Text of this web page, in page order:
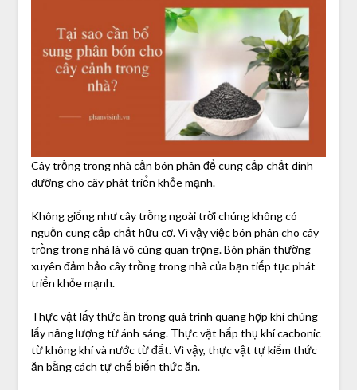
Cây trồng trong nhà cần bón phân để cung cấp chất dinh
dưỡng cho cây phát triển khỏe mạnh.
Không giống như cây trồng ngoài trời chúng không có
nguồn cung cấp chất hữu cơ. Vì vậy việc bón phân cho cây
trồng trong nhà là vô cùng quan trọng. Bón phân thường
xuyên đảm bảo cây trồng trong nhà của bạn tiếp tục phát
triển khỏe mạnh.
Thực vật lấy thức ăn trong quá trình quang hợp khi chúng
lấy năng lượng từ ánh sáng. Thực vật hấp thụ khí cacbonic
từ không khí và nước từ đất. Vì vậy, thực vật tự kiếm thức
ăn bằng cách tự chế biến thức ăn.